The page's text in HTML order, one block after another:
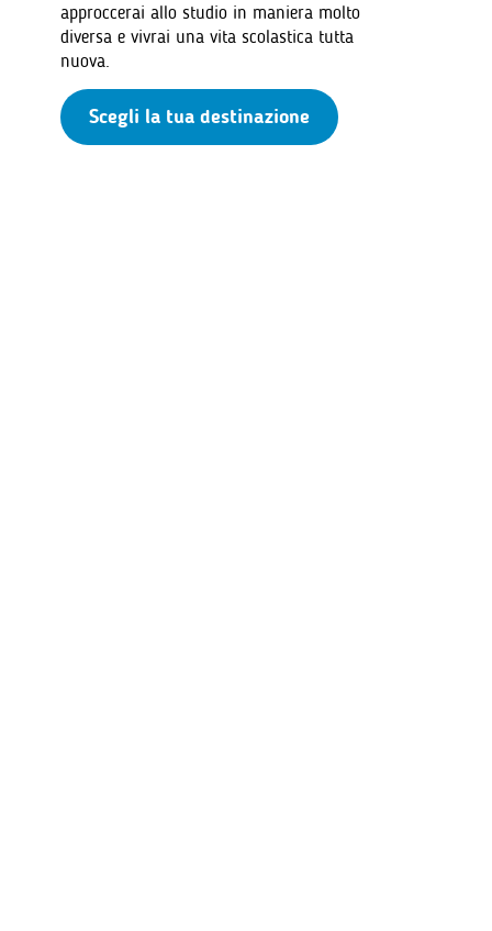
approccerai allo studio in maniera molto
diversa e vivrai una vita scolastica tutta
nuova.
Scegli la tua destinazione